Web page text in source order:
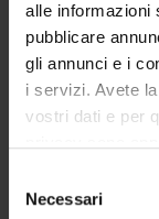
alle informazioni
pubblicare
gli annunci e i
i servizi. Avete
vostri dati e per
modificare o
delNecessari
Bacheca avvisi
Proposte tesi e
Organi
Docenti
Gestione